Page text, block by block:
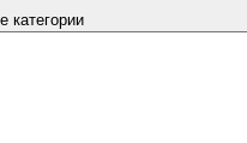
категории